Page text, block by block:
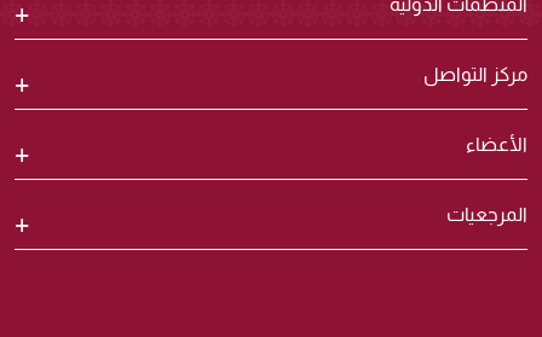
المنظمات الدولية
مركز التواصل
الأعضاء
المرجعيات